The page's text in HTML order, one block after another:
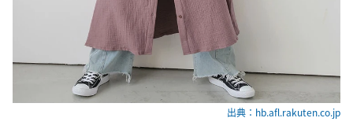
出典：hb.afl.rakuten.co.jp